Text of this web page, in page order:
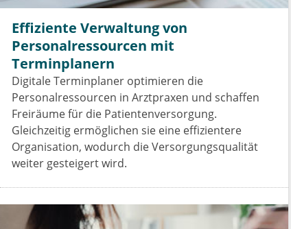
Effiziente Verwaltung von
Personalressourcen mit
Terminplanern
Digitale Terminplaner optimieren die
Personalressourcen in Arztpraxen und schaffen
Freiräume für die Patientenversorgung.
Gleichzeitig ermöglichen sie eine effizientere
Organisation, wodurch die Versorgungsqualität
weiter gesteigert wird.